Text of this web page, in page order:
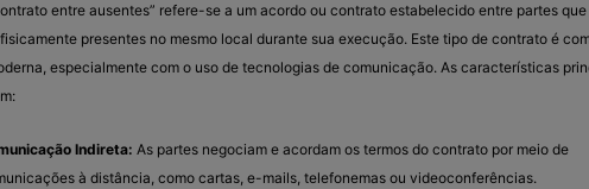
entre ausentes” refere-se a um acordo ou contrato estabelecido entre partes
presentes no mesmo local durante sua execução. Este tipo de contrato é
especialmente com o uso de tecnologias de comunicação. As características
Indireta: As partes negociam e acordam os termos do contrato por meio de
à distância, como cartas, e-mails, telefonemas ou videoconferências.